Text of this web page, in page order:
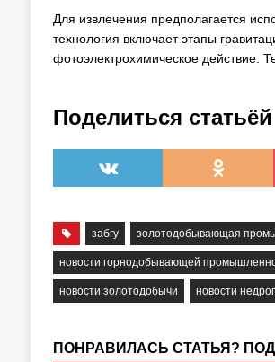
Для извлечения предполагается
технология включает этапы
фотоэлектрохимическое действие.
Поделиться статьёй
забгу золотодобывающая
новости горнодобывающей
новости золотодобычи новости
ПОНРАВИЛАСЬ СТАТЬЯ?